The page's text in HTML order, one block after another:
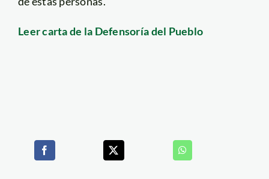
Leer carta de la Defensoría del Pueblo